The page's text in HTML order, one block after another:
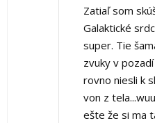
Zatiaľ som
Galaktické
super. Tie
zvuky v
rovno niesli k
von z
ešte že si ma